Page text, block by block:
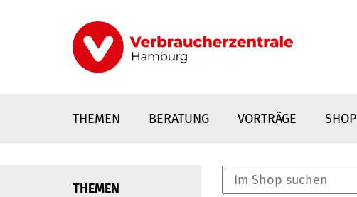
THEMEN BERATUNG VORTRÄGE SHOP
THEMEN